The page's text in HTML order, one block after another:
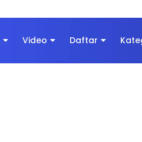
Video Daftar